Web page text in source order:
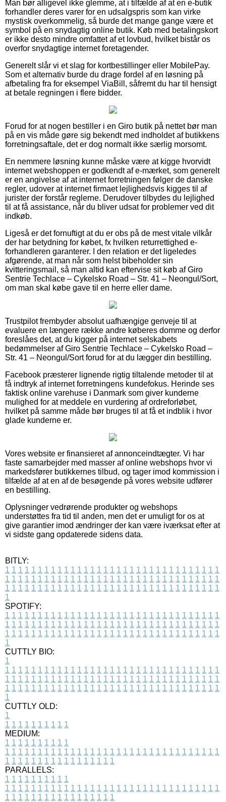
Man bør alligevel ikke glemme, at i tilfælde af at en e-butik
forhandler deres varer for en udsalgspris som kan virke
mystisk overkommelig, så burde det mange gange være et
symbol på en snydagtig online butik. Køb med betalingskort
er ikke desto mindre omfattet af et lovbud, hvilket bistår os
overfor snydagtige internet foretagender.
Generelt slår vi et slag for kortbestillinger eller MobilePay.
Som et alternativ burde du drage fordel af en løsning på
afbetaling fra for eksempel ViaBill, såfremt du har til hensigt
at betale regningen i flere bidder.
Forud for at nogen bestiller i en Giro butik på nettet bør man
på en vis måde gøre sig bekendt med indholdet af butikkens
forretningsaftale, det er dog normalt ikke særlig morsomt.
En nemmere løsning kunne måske være at kigge hvorvidt
internet webshoppen er godkendt af e-mærket, som generelt
er en angivelse af at internet forretningen følger de danske
regler, udover at internet firmaet lejlighedsvis kigges til af
jurister der forstår reglerne. Derudover tilbydes du lejlighed
til at få assistance, når du bliver udsat for problemer ved dit
indkøb.
Ligeså er det fornuftigt at du er obs på de mest vitale vilkår
der har betydning for købet, fx hvilken returrettighed e-
forhandleren garanterer. I den relation er det ligeledes
afgørende, at man når som helst bibeholder sin
kvitteringsmail, så man altid kan eftervise sit køb af Giro
Sentrie Techlace – Cykelsko Road – Str. 41 – Neongul/Sort,
om man skal købe gave til en herre eller dame.
Trustpilot frembyder absolut uafhængige genveje til at
evaluere en længere række andre køberes domme og derfor
foreslåes det, at du kigger på internet selskabets
bedømmelser af Giro Sentrie Techlace – Cykelsko Road –
Str. 41 – Neongul/Sort forud for at du lægger din bestilling.
Facebook præsterer lignende rigtig tiltalende metoder til at
få indtryk af internet forretningens kundefokus. Herinde ses
faktisk online varehuse i Danmark som giver kunderne
mulighed for at meddele en vurdering af ordreforløbet,
hvilket på samme måde bør bruges til at få et indblik i hvor
glade kunderne er.
Vores website er finansieret af annonceindtægter. Vi har
faste samarbejder med masser af online webshops hvor vi
markedsfører butikkernes tilbud, og tager imod kommission i
tilfælde af at en af de besøgende på vores website udfører
en bestilling.
Oplysninger vedrørende produkter og webshops
understøttes fra tid til anden, men det er umuligt for os at
give garantier imod ændringer der kan være iværksat efter at
vi sidste gang opdaterede sidens data.
BITLY:
1 1 1 1 1 1 1 1 1 1 1 1 1 1 1 1 1 1 1 1 1 1 1 1 1 1 1 1 1 1 1 1 1
1 1 1 1 1 1 1 1 1 1 1 1 1 1 1 1 1 1 1 1 1 1 1 1 1 1 1 1 1 1 1 1 1
1 1 1 1 1 1 1 1 1 1 1 1 1 1 1 1 1 1 1 1 1 1 1 1 1 1 1 1 1 1 1 1 1
1
SPOTIFY:
1 1 1 1 1 1 1 1 1 1 1 1 1 1 1 1 1 1 1 1 1 1 1 1 1 1 1 1 1 1 1 1 1
1 1 1 1 1 1 1 1 1 1 1 1 1 1 1 1 1 1 1 1 1 1 1 1 1 1 1 1 1 1 1 1 1
1 1 1 1 1 1 1 1 1 1 1 1 1 1 1 1 1 1 1 1 1 1 1 1 1 1 1 1 1 1 1 1 1
1
CUTTLY BIO:
1
1 1 1 1 1 1 1 1 1 1 1 1 1 1 1 1 1 1 1 1 1 1 1 1 1 1 1 1 1 1 1 1 1
1 1 1 1 1 1 1 1 1 1 1 1 1 1 1 1 1 1 1 1 1 1 1 1 1 1 1 1 1 1 1 1 1
1 1 1 1 1 1 1 1 1 1 1 1 1 1 1 1 1 1 1 1 1 1 1 1 1 1 1 1 1 1 1 1 1
1
CUTTLY OLD:
1
1 1 1 1 1 1 1 1 1 1
MEDIUM:
1 1 1 1 1 1 1 1 1 1
1 1 1 1 1 1 1 1 1 1 1 1 1 1 1 1 1 1 1 1 1 1 1 1 1 1 1 1 1 1 1 1 1
1 1 1 1 1 1 1 1 1 1 1 1 1 1 1 1 1
PARALLELS:
1 1 1 1 1 1 1 1 1 1
1 1 1 1 1 1 1 1 1 1 1 1 1 1 1 1 1 1 1 1 1 1 1 1 1 1 1 1 1 1 1 1 1
1 1 1 1 1 1 1 1 1 1 1 1 1 1 1 1 1